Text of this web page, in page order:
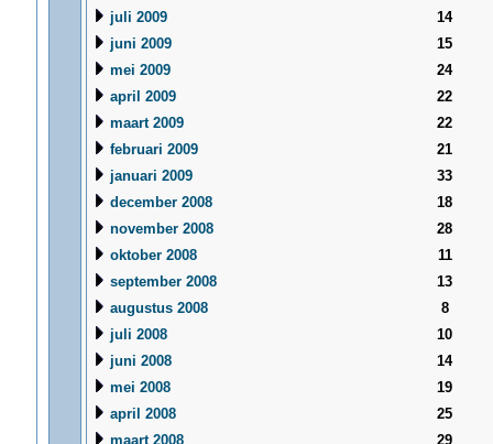
juli 2009
14
juni 2009
15
mei 2009
24
april 2009
22
maart 2009
22
februari 2009
21
januari 2009
33
december 2008
18
november 2008
28
oktober 2008
11
september 2008
13
augustus 2008
8
juli 2008
10
juni 2008
14
mei 2008
19
april 2008
25
maart 2008
29